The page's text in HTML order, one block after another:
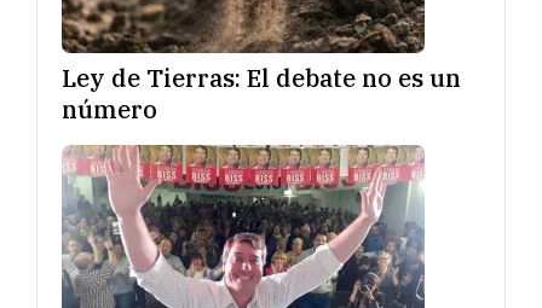
Ley de Tierras: El debate no es un
número